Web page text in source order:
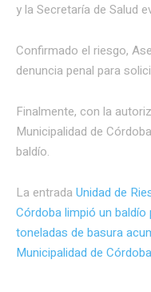
y la Secretaría de Salud
Confirmado el riesgo,
denuncia penal para
Finalmente, con la
Municipalidad de
baldío.
La entrada Unidad de
Córdoba limpió un
toneladas de basura
Municipalidad de Córdoba